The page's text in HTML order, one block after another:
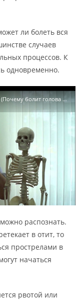
ли болеть вся
случаев
процессов. К
одновременно.
ГОЛОВНЫЕ БОЛИ СВЯЗАННЫЕ С ГАЙМОРИТОМ (Почему болит голова при гайморите)
распознать.
в отит, то
прострелами в
начаться
рвотой или